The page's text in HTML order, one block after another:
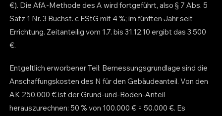
€). Die AfA-Methode des A wird fortgeführt, also § 7 Abs. 5
Satz 1 Nr. 3 Buchst. c EStG mit 4 %; im fünften Jahr seit
Errichtung. Zeitanteilig vom 1.7. bis 31.12.10 ergibt das 3.500
€.
Entgeltlich erworbener Teil: Bemessungsgrundlage sind die
Anschaffungskosten des N für den Gebäudeanteil. Von den
AK 250.000 € ist der Grund-und-Boden-Anteil
herauszurechnen: 50 % von 100.000 € = 50.000 €. Es